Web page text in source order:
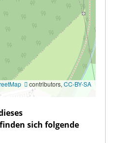
contributors, CC-BY-SA
sich folgende